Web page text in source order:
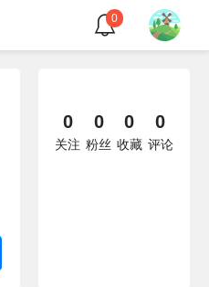
0
0
关注
0
粉丝
0
收藏
0
评论